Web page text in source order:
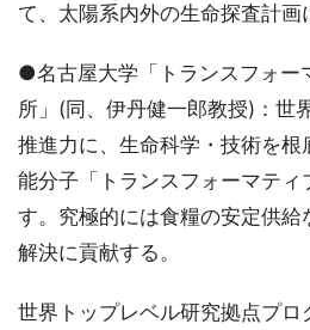
て、太陽系内外の生命探査計画
●名古屋大学「トランスフォー
所」(同、伊丹健一郎教授)：世
推進力に、生命科学・技術を
能分子「トランスフォーマティ
す。究極的には食糧の安定供給
解決に貢献する。
世界トップレベル研究拠点プ